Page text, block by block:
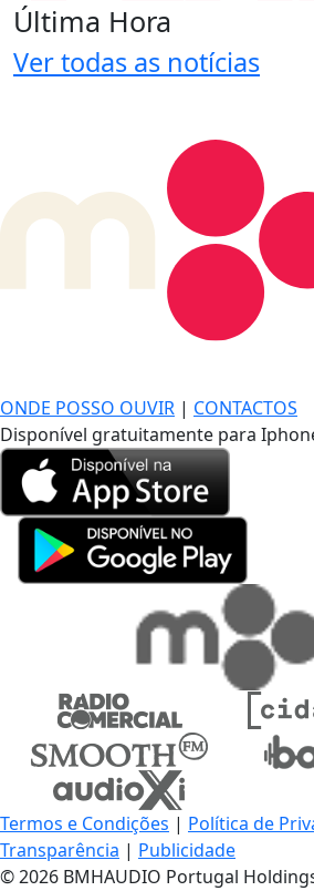
Última Hora
Ver todas as notícias
ONDE POSSO OUVIR | CONTACTOS
Disponível gratuitamente para
Termos e Condições | Política de
Transparência | Publicidade
© 2026 BMHAUDIO Portugal